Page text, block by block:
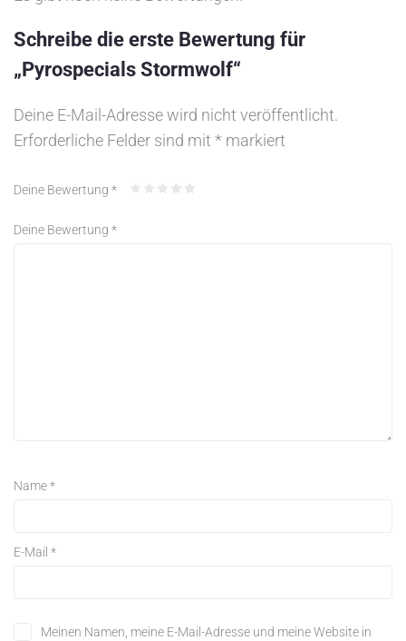
Schreibe die erste Bewertung für
„Pyrospecials Stormwolf“
Deine E-Mail-Adresse wird nicht veröffentlicht.
Erforderliche Felder sind mit * markiert
Deine Bewertung *
Deine Bewertung *
Name*
E-Mail *
Meinen Namen, meine E-Mail-Adresse und meine Website in